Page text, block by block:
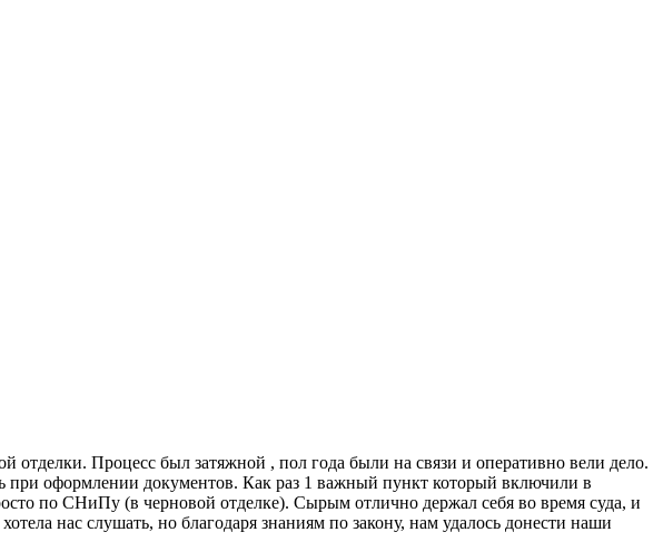
Процесс был затяжной , пол года были на связи и оперативно вели дело.
при оформлении документов. Как раз 1 важный пункт который включили в
по СНиПу (в черновой отделке). Сырым отлично держал себя во время суда, и
нас слушать, но благодаря знаниям по закону, нам удалось донести наши